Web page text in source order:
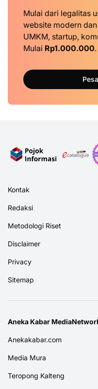
Mulai dari legalitas
website modern
UMKM, startup,
Mulai Rp1.000.000.
Kontak
Redaksi
Metodologi Riset
Disclaimer
Privacy
Sitemap
Aneka Kabar
Anekakabar.com
Media Mura
Teropong Kalteng